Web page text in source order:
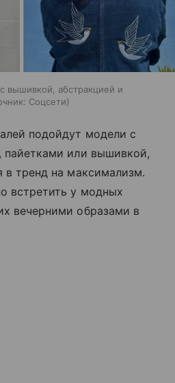
вышивкой, абстракцией и
Соцсети
подойдут модели с
или вышивкой,
в тренд на максимализм.
встретить у модных
вечерними образами в